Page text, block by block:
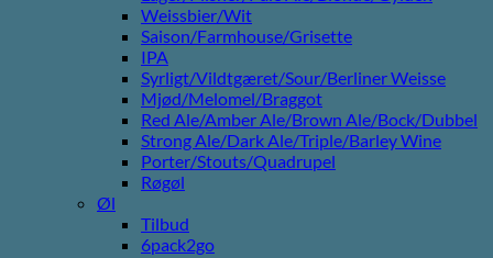
Weissbier/Wit
Saison/Farmhouse/Grisette
IPA
Syrligt/Vildtgæret/Sour/Berliner Weisse
Mjød/Melomel/Braggot
Red Ale/Amber Ale/Brown Ale/Bock/Dubbel
Strong Ale/Dark Ale/Triple/Barley Wine
Porter/Stouts/Quadrupel
Røgøl
Øl
Tilbud
6pack2go